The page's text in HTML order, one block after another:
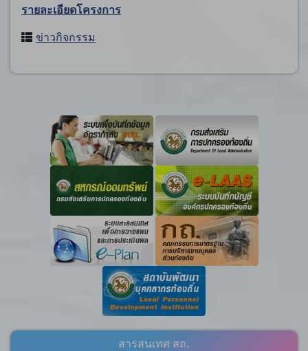
รายละเอียดโครงการ
ข่าวกิจกรรม
สารสนเทศ สถ.